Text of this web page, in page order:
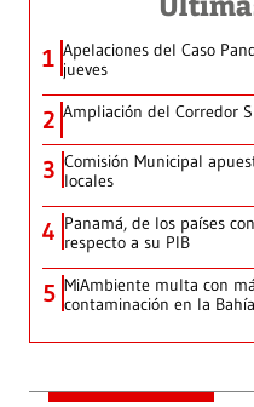
1 Apelaciones del Caso
jueves
2 Ampliación del Corredor
3 Comisión Municipal
locales
4 Panamá, de los países
respecto a su PIB
5 MiAmbiente multa con
contaminación en la